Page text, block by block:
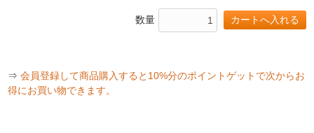
数量
⇒会員登録して商品購入すると10%分のポイントゲットで次からお
得にお買い物できます。